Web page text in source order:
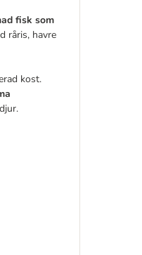
fisk som
råris, havre
kost.